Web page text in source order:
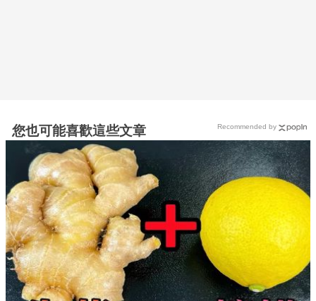
您也可能喜歡這些文章 Recommended by